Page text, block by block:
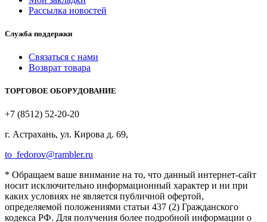
Рассылка новостей
Служба поддержки
Связаться с нами
Возврат товара
ТОРГОВОЕ ОБОРУДОВАНИЕ
+7 (8512) 52-20-20
г. Астрахань, ул. Кирова д. 69,
to_fedorov@rambler.ru
* Обращаем ваше внимание на то, что данный интернет-сайт
носит исключительно информационный характер и ни при
каких условиях не является публичной офертой,
определяемой положениями статьи 437 (2) Гражданского
кодекса РФ. Для получения более подробной информации о